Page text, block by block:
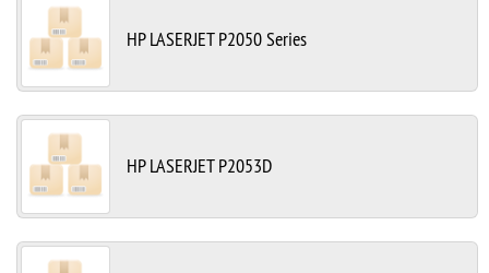
HP LASERJET P2050 Series
HP LASERJET P2053D